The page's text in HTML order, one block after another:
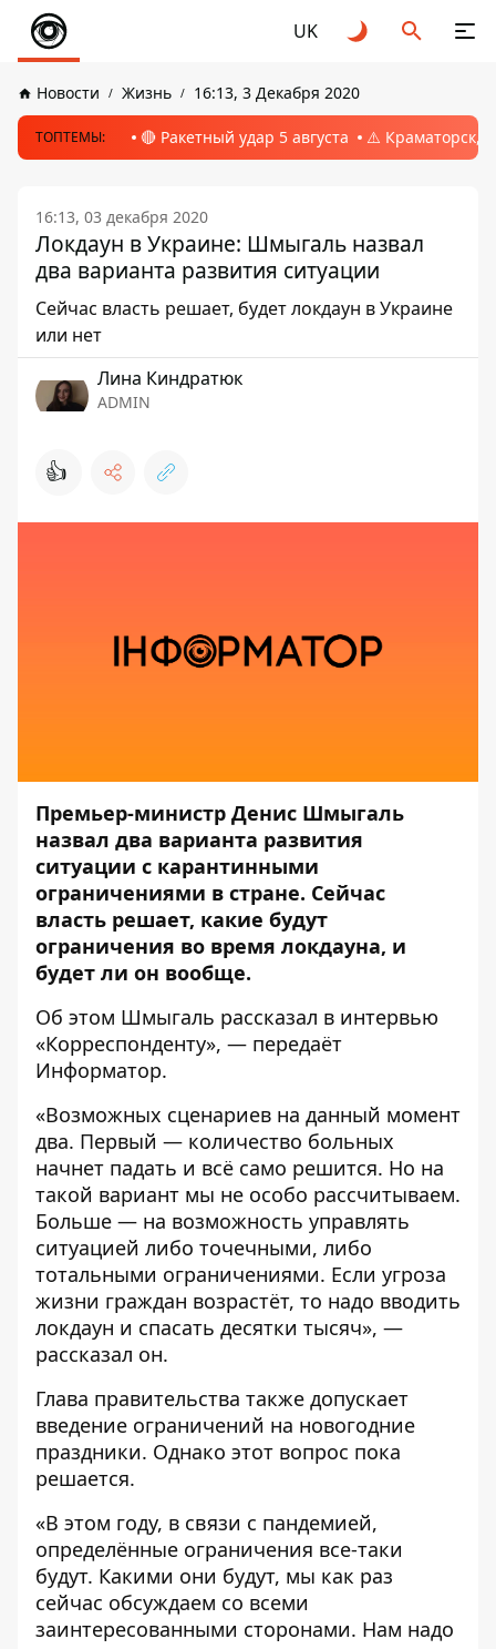
UK
Новости Жизнь 16:13, 3 Декабря 2020
ТОПТЕМЫ: 🔴 Ракетный удар 5 августа ⚠️ Краматорск,
16:13, 03 декабря 2020
Локдаун в Украине: Шмыгаль назвал
два варианта развития ситуации
Сейчас власть решает, будет локдаун в Украине
или нет
Лина Киндратюк
ADMIN
👍
Премьер-министр Денис Шмыгаль
назвал два варианта развития
ситуации с карантинными
ограничениями в стране. Сейчас
власть решает, какие будут
ограничения во время локдауна, и
будет ли он вообще.
Об этом Шмыгаль рассказал в интервью
«Корреспонденту», — передаёт
Информатор.
«Возможных сценариев на данный момент
два. Первый — количество больных
начнет падать и всё само решится. Но на
такой вариант мы не особо рассчитываем.
Больше — на возможность управлять
ситуацией либо точечными, либо
тотальными ограничениями. Если угроза
жизни граждан возрастёт, то надо вводить
локдаун и спасать десятки тысяч», —
рассказал он.
Глава правительства также допускает
введение ограничений на новогодние
праздники. Однако этот вопрос пока
решается.
«В этом году, в связи с пандемией,
определённые ограничения все-таки
будут. Какими они будут, мы как раз
сейчас обсуждаем со всеми
заинтересованными сторонами. Нам надо